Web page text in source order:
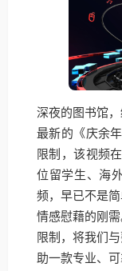
深夜的图书馆
最新的《庆余
限制，该视频
位留学生、海
频，早已不是
情感慰藉的刚
限制，将我们
助一款专业、